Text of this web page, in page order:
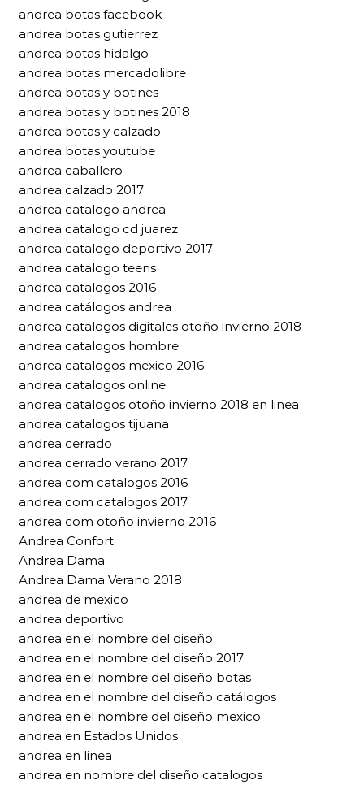
andrea botas facebook
andrea botas gutierrez
andrea botas hidalgo
andrea botas mercadolibre
andrea botas y botines
andrea botas y botines 2018
andrea botas y calzado
andrea botas youtube
andrea caballero
andrea calzado 2017
andrea catalogo andrea
andrea catalogo cd juarez
andrea catalogo deportivo 2017
andrea catalogo teens
andrea catalogos 2016
andrea catálogos andrea
andrea catalogos digitales otoño invierno 2018
andrea catalogos hombre
andrea catalogos mexico 2016
andrea catalogos online
andrea catalogos otoño invierno 2018 en linea
andrea catalogos tijuana
andrea cerrado
andrea cerrado verano 2017
andrea com catalogos 2016
andrea com catalogos 2017
andrea com otoño invierno 2016
Andrea Confort
Andrea Dama
Andrea Dama Verano 2018
andrea de mexico
andrea deportivo
andrea en el nombre del diseño
andrea en el nombre del diseño 2017
andrea en el nombre del diseño botas
andrea en el nombre del diseño catálogos
andrea en el nombre del diseño mexico
andrea en Estados Unidos
andrea en linea
andrea en nombre del diseño catalogos